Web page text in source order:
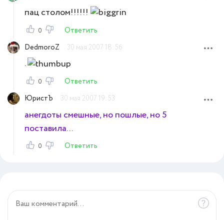
пац столом!!!!!!
0
Ответить
DedmoroZ
30 мая 2007 18:56
.
0
Ответить
ЮристЪ
30 мая 2007 19:53
анегдоты смешные, но пошлые, но 5
поставила...
0 Ответить